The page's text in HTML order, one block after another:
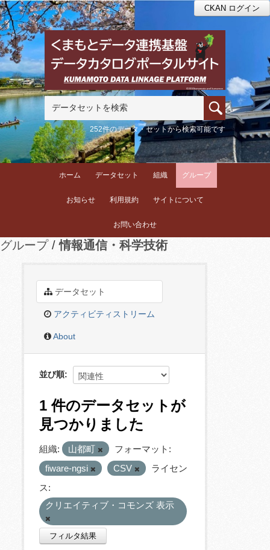
CKAN ログイン
252件のデータ・セットから検索可能です
ホーム データセット 組織 グループ
お知らせ 利用規約 サイトについて
お問い合わせ
グループ 情報通信・科学技術
データセット
アクティビティストリーム
About
並び順
1 件のデータセットが
見つかりました
組織: 山都町
フォーマット:
fiware-ngsi
CSV
ライセン
ス:
クリエイティブ・コモンズ 表示
フィルタ結果